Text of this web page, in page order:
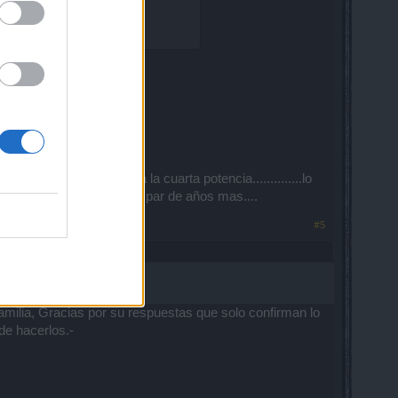
(farmear por horas ) a la cuarta potencia..............lo
que farmear por un par de años mas....
#5
Gracias por su respuestas que solo confirman lo
hacerlos.-